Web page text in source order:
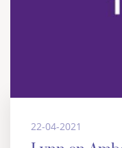
22-04-2021